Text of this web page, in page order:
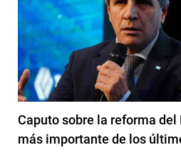
Caputo sobre la reforma del
más importante de los